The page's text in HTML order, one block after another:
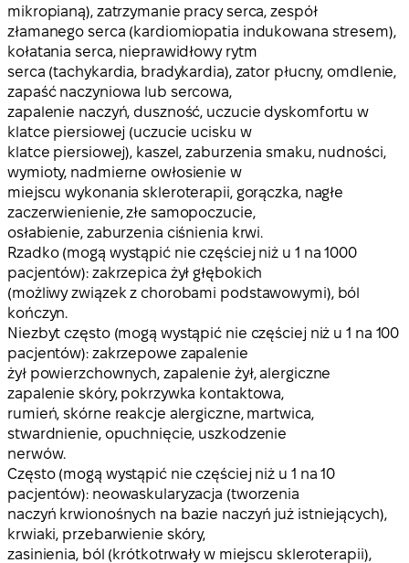
mikropianą), zatrzymanie pracy serca, zespół
złamanego serca (kardiomiopatia indukowana stresem),
kołatania serca, nieprawidłowy rytm
serca (tachykardia, bradykardia), zator płucny, omdlenie,
zapaść naczyniowa lub sercowa,
zapalenie naczyń, duszność, uczucie dyskomfortu w
klatce piersiowej (uczucie ucisku w
klatce piersiowej), kaszel, zaburzenia smaku, nudności,
wymioty, nadmierne owłosienie w
miejscu wykonania skleroterapii, gorączka, nagłe
zaczerwienienie, złe samopoczucie,
osłabienie, zaburzenia ciśnienia krwi.
Rzadko (mogą wystąpić nie częściej niż u 1 na 1000
pacjentów): zakrzepica żył głębokich
(możliwy związek z chorobami podstawowymi), ból
kończyn.
Niezbyt często (mogą wystąpić nie częściej niż u 1 na 100
pacjentów): zakrzepowe zapalenie
żył powierzchownych, zapalenie żył, alergiczne
zapalenie skóry, pokrzywka kontaktowa,
rumień, skórne reakcje alergiczne, martwica,
stwardnienie, opuchnięcie, uszkodzenie
nerwów.
Często (mogą wystąpić nie częściej niż u 1 na 10
pacjentów): neowaskularyzacja (tworzenia
naczyń krwionośnych na bazie naczyń już istniejących),
krwiaki, przebarwienie skóry,
zasinienia, ból (krótkotrwały w miejscu skleroterapii),